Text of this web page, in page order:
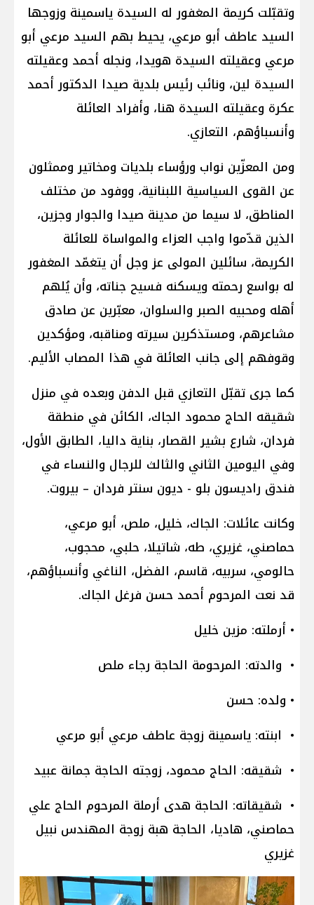
وتقبّلت كريمة المغفور له السيدة ياسمينة وزوجها
السيد عاطف أبو مرعي، يحيط بهم السيد مرعي أبو
مرعي وعقيلته السيدة هويدا، ونجله أحمد وعقيلته
السيدة لين، ونائب رئيس بلدية صيدا الدكتور أحمد
عكرة وعقيلته السيدة هنا، وأفراد العائلة
وأنسباؤهم، التعازي.
ومن المعزّين نواب ورؤساء بلديات ومخاتير وممثلون
عن القوى السياسية اللبنانية، ووفود من مختلف
المناطق، لا سيما من مدينة صيدا والجوار وجزين،
الذين قدّموا واجب العزاء والمواساة للعائلة
الكريمة، سائلين المولى عز وجل أن يتغمّد المغفور
له بواسع رحمته ويسكنه فسيح جناته، وأن يُلهم
أهله ومحبيه الصبر والسلوان، معبّرين عن صادق
مشاعرهم، ومستذكرين سيرته ومناقبه، ومؤكدين
وقوفهم إلى جانب العائلة في هذا المصاب الأليم.
كما جرى تقبّل التعازي قبل الدفن وبعده في منزل
شقيقه الحاج محمود الجاك، الكائن في منطقة
فردان، شارع بشير القصار، بناية داليا، الطابق الأول،
وفي اليومين الثاني والثالث للرجال والنساء في
فندق راديسون بلو - ديون سنتر فردان – بيروت.
وكانت عائلات: الجاك، خليل، ملص، أبو مرعي،
حماصني، غزيري، طه، شاتيلا، حلبي، محجوب،
حالومي، سربيه، قاسم، الفضل، الناغي وأنسباؤهم،
قد نعت المرحوم أحمد حسن فرغل الجاك.
• أرملته: مزين خليل
• والدته: المرحومة الحاجة رجاء ملص
• ولده: حسن
• ابنته: ياسمينة زوجة عاطف مرعي أبو مرعي
• شقيقه: الحاج محمود، زوجته الحاجة جمانة عبيد
• شقيقاته: الحاجة هدى أرملة المرحوم الحاج علي
حماصني، هاديا، الحاجة هبة زوجة المهندس نبيل
غزيري